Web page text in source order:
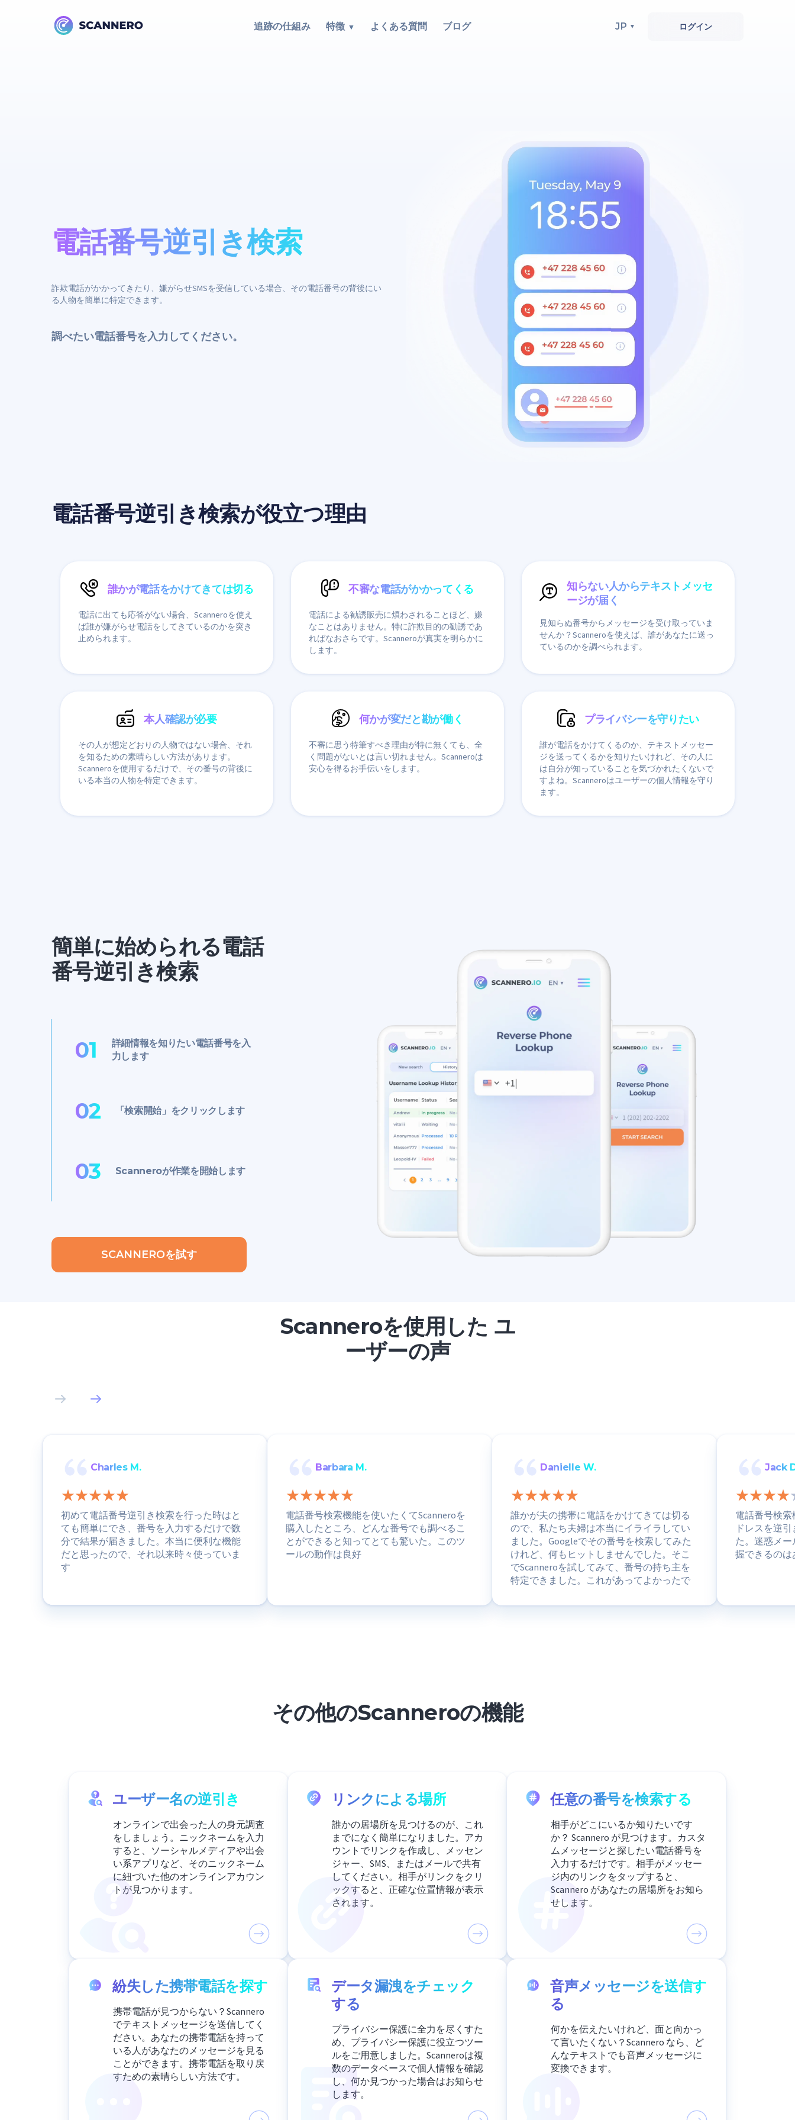
追跡の仕組み 特徴 よくある質問 ブログ JP ログイン
電話番号逆引き検索
詐欺電話がかかってきたり、嫌がらせSMSを受信している場合、その電話番号の背後にい
る人物を簡単に特定できます。
調べたい電話番号を入力してください。
電話番号逆引き検索が役立つ理由
誰かが電話をかけてきては切る
電話に出ても応答がない場合、Scanneroを使え
ば誰が嫌がらせ電話をしてきているのかを突き
止められます。
不審な電話がかかってくる
電話による勧誘販売に煩わされることほど、嫌
なことはありません。特に詐欺目的の勧誘であ
ればなおさらです。Scanneroが真実を明らかに
します。
知らない人からテキストメッセ
ージが届く
見知らぬ番号からメッセージを受け取っていま
せんか？Scanneroを使えば、誰があなたに送っ
ているのかを調べられます。
本人確認が必要
その人が想定どおりの人物ではない場合、それ
を知るための素晴らしい方法があります。
Scanneroを使用するだけで、その番号の背後に
いる本当の人物を特定できます。
何かが変だと勘が働く
不審に思う特筆すべき理由が特に無くても、全
く問題がないとは言い切れません。Scanneroは
安心を得るお手伝いをします。
プライバシーを守りたい
誰が電話をかけてくるのか、テキストメッセー
ジを送ってくるかを知りたいけれど、その人に
は自分が知っていることを気づかれたくないで
すよね。Scanneroはユーザーの個人情報を守り
ます。
簡単に始められる電話
番号逆引き検索
01
詳細情報を知りたい電話番号を入
力します
02 「検索開始」をクリックします
03 Scanneroが作業を開始します
SCANNEROを試す
Scanneroを使用した ユ
ーザーの声
Charles M.
初めて電話番号逆引き検索を行った時はと
ても簡単にでき、番号を入力するだけで数
分で結果が届きました。本当に便利な機能
だと思ったので、それ以来時々使っていま
す
Barbara M.
電話番号検索機能を使いたくてScanneroを
購入したところ、どんな番号でも調べるこ
とができると知ってとても驚いた。このツ
ールの動作は良好
Danielle W.
誰かが夫の携帯に電話をかけてきては切る
ので、私たち夫婦は本当にイライラしてい
ました。Googleでその番号を検索してみた
けれど、何もヒットしませんでした。そこ
でScanneroを試してみて、番号の持ち主を
特定できました。これがあってよかったで
Jack
電話番号検
ドレスを逆
た。迷惑メ
握できるのは
その他のScanneroの機能
ユーザー名の逆引き
オンラインで出会った人の身元調査
をしましょう。ニックネームを入力
すると、ソーシャルメディアや出会
い系アプリなど、そのニックネーム
に紐づいた他のオンラインアカウン
トが見つかります。
リンクによる場所
誰かの居場所を見つけるのが、これ
までになく簡単になりました。アカ
ウントでリンクを作成し、メッセン
ジャー、SMS、またはメールで共有
してください。相手がリンクをクリ
ックすると、正確な位置情報が表示
されます。
任意の番号を検索する
相手がどこにいるか知りたいです
か？ Scannero が見つけます。カスタ
ムメッセージと探したい電話番号を
入力するだけです。相手がメッセー
ジ内のリンクをタップすると、
Scannero があなたの居場所をお知ら
せします。
紛失した携帯電話を探す
携帯電話が見つからない？Scannero
でテキストメッセージを送信してく
ださい。あなたの携帯電話を持って
いる人があなたのメッセージを見る
ことができます。携帯電話を取り戻
すための素晴らしい方法です。
データ漏洩をチェック
する
プライバシー保護に全力を尽くすた
め、プライバシー保護に役立つツー
ルをご用意しました。Scanneroは複
数のデータベースで個人情報を確認
し、何か見つかった場合はお知らせ
します。
音声メッセージを送信す
る
何かを伝えたいけれど、面と向かっ
て言いたくない？Scannero なら、ど
んなテキストでも音声メッセージに
変換できます。